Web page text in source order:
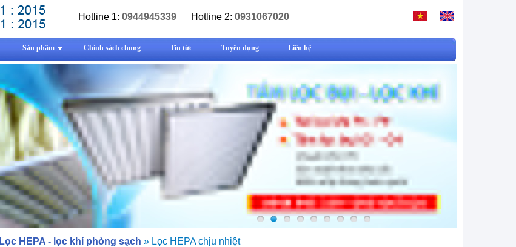
Hotline 1: 0944945339 Hotline 2: 0931067020
Sản phẩm Chính sách chung Tin tức Tuyển dụng Liên hệ
Lọc HEPA - lọc khí phòng sạch » Lọc HEPA chịu nhiệt